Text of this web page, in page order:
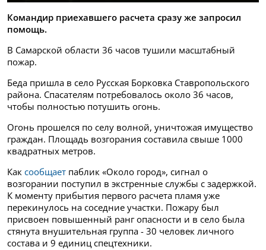
Командир приехавшего расчета сразу же запросил
помощь.
В Самарской области 36 часов тушили масштабный
пожар.
Беда пришла в село Русская Борковка Ставропольского
района. Спасателям потребовалось около 36 часов,
чтобы полностью потушить огонь.
Огонь прошелся по селу волной, уничтожая имущество
граждан. Площадь возгорания составила свыше 1000
квадратных метров.
Как сообщает паблик «Около город», сигнал о
возгорании поступил в экстренные службы с задержкой.
К моменту прибытия первого расчета пламя уже
перекинулось на соседние участки. Пожару был
присвоен повышенный ранг опасности и в село была
стянута внушительная группа - 30 человек личного
состава и 9 единиц спецтехники.